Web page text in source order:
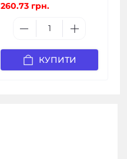
260.73 грн.
КУПИТИ